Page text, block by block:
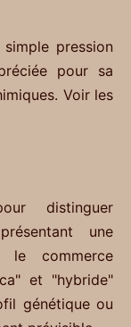
pression
pour sa
Voir les
distinguer
une
le commerce
et "hybride"
génétique ou